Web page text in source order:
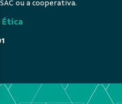
ou a cooperativa.
Ética